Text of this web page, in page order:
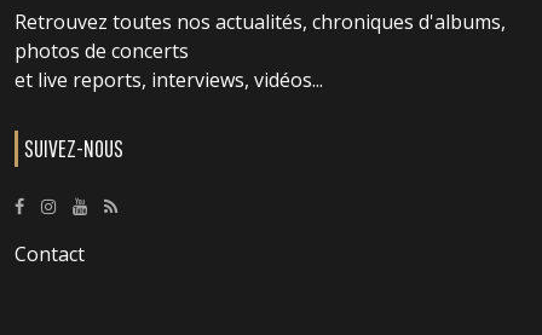
Retrouvez toutes nos actualités, chroniques d'albums,
photos de concerts
et live reports, interviews, vidéos...
SUIVEZ-NOUS
Contact